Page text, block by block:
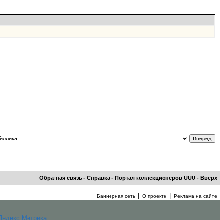
Обратная связь - Справка - Портал коллекционеров UUU - Вверх
Баннерная сеть О проекте Реклама на сайте